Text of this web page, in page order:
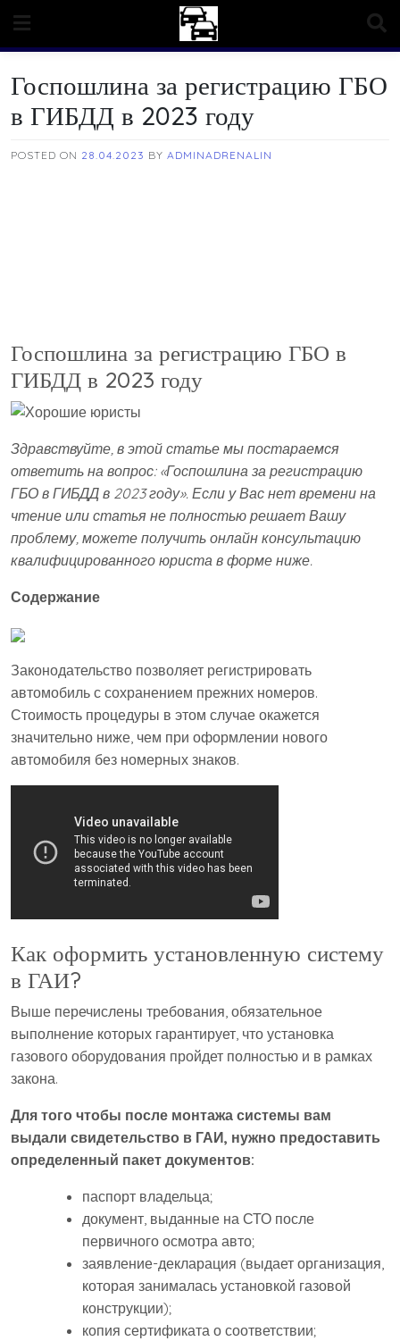
content
Госпошлина за регистрацию ГБО
в ГИБДД в 2023 году
POSTED ON 28.04.2023 BY ADMINADRENALIN
Госпошлина за регистрацию ГБО в
ГИБДД в 2023 году
Здравствуйте, в этой статье мы постараемся
ответить на вопрос: «Госпошлина за регистрацию
ГБО в ГИБДД в 2023 году». Если у Вас нет времени на
чтение или статья не полностью решает Вашу
проблему, можете получить онлайн консультацию
квалифицированного юриста в форме ниже.
Содержание
Законодательство позволяет регистрировать
автомобиль с сохранением прежних номеров.
Стоимость процедуры в этом случае окажется
значительно ниже, чем при оформлении нового
автомобиля без номерных знаков.
Как оформить установленную систему
в ГАИ?
Выше перечислены требования, обязательное
выполнение которых гарантирует, что установка
газового оборудования пройдет полностью и в рамках
закона.
Для того чтобы после монтажа системы вам
выдали свидетельство в ГАИ, нужно предоставить
определенный пакет документов:
паспорт владельца;
документ, выданные на СТО после
первичного осмотра авто;
заявление-декларация (выдает организация,
которая занималась установкой газовой
конструкции);
копия сертификата о соответствии;